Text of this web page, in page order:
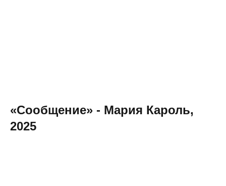
«Сообщение» - Мария Кароль,
2025